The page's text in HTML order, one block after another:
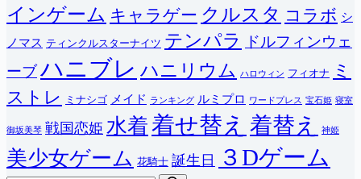
インゲーム キャラゲー クルスタ コラボ シ
ノマス ティンクルスターナイツ テンパラ
ドルフィンウェ
ーブハニブレ ハニリウム ハロウィン フィオナ
ミ
ストレ
ミナシゴ メイド ランキング ルミプロ ワードプレス 宝石姫 寝室
御坂美琴 戦国恋姫 水着着せ替え 着替え 神姫
美少女ゲーム 花騎士 誕生日 ３Dゲーム